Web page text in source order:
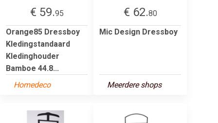
€ 59.95
Orange85 Dressboy
Kledingstandaard
Kledinghouder
Bamboe 44.8...
Homedeco
€ 62.80
Mic Design Dressboy
Meerdere shops